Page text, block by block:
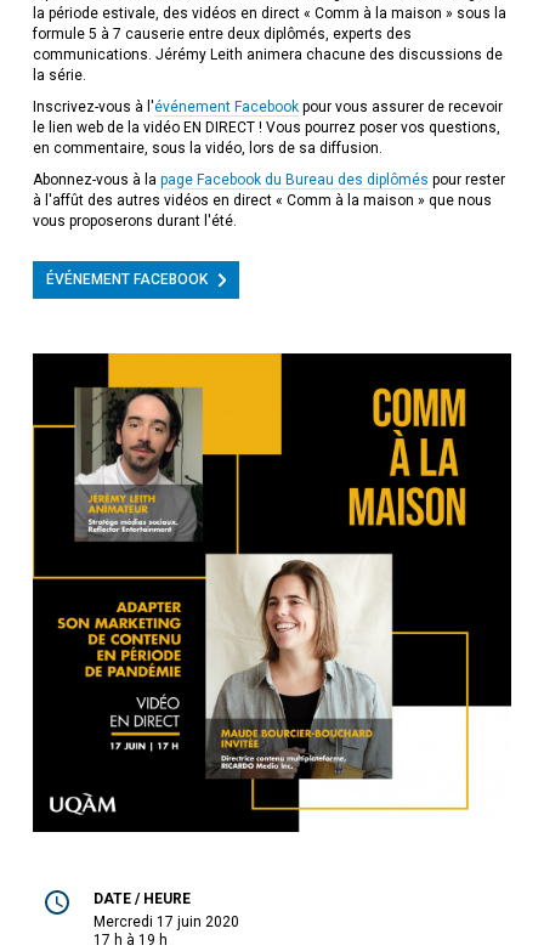
la période estivale, des vidéos en direct « Comm à la maison » sous la
formule 5 à 7 causerie entre deux diplômés, experts des
communications. Jérémy Leith animera chacune des discussions de
la série.
Inscrivez-vous à l'événement Facebookpour vous assurer de recevoir
le lien web de la vidéo EN DIRECT ! Vous pourrez poser vos questions,
en commentaire, sous la vidéo, lors de sa diffusion.
Abonnez-vous à la page Facebook du Bureau des diplômés pour rester
à l'affût des autres vidéos en direct « Comm à la maison » que nous
vous proposerons durant l'été.
ÉVÉNEMENT FACEBOOK
DATE / HEURE
mercredi 17 juin 2020
17 h à 19 h